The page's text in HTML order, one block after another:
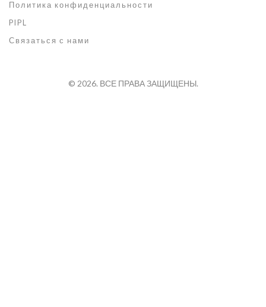
Политика конфиденциальности
PIPL
Связаться с нами
© 2026. ВСЕ ПРАВА ЗАЩИЩЕНЫ.